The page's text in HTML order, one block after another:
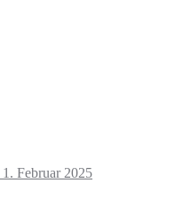
1. Februar 2025